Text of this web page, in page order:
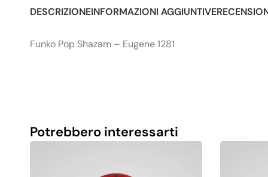
DESCRIZIONEINFORMAZIONI AGGIUNTIVE
Funko Pop Shazam – Eugene 1281
Potrebbero interessarti